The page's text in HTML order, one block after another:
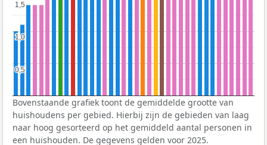
0,5
0,5
1,0
1,0
1,5
1,5
Bovenstaande grafiek toont de gemiddelde grootte van
huishoudens per gebied. Hierbij zijn de gebieden van laag
naar hoog gesorteerd op het gemiddeld aantal personen in
een huishouden. De gegevens gelden voor 2025.